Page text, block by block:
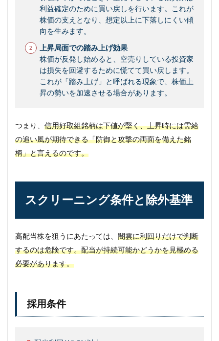
利益確定のために買い戻しを行います。これが
株価の支えとなり、想定以上に下落しにくい傾
向を生みます。
上昇局面での踏み上げ効果
株価が反発し始めると、空売りしている投資家
は損失を回避するために慌てて買い戻します。
これが「踏み上げ」と呼ばれる現象で、株価上
昇の勢いを加速させる場合があります。
つまり、 信用好取組銘柄は下値が堅く、上昇時には需給
の追い風が期待できる「防御と攻撃の両面を備えた銘
柄」と言えるのです。
スクリーニング条件と除外基準
高配当株を狙うにあたっては、 闇雲に利回りだけで判断
するのは危険です。配当が持続可能かどうかを見極める
必要があります。
採用条件